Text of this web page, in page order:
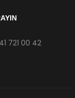
721 00 42